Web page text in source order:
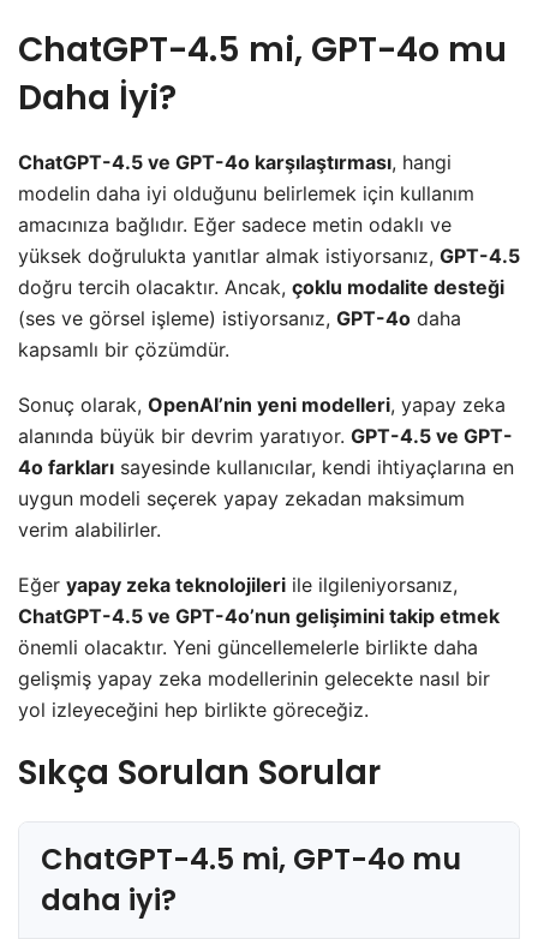
ChatGPT-4.5 mi, GPT-4o mu
Daha İyi?
ChatGPT-4.5 ve GPT-4o karşılaştırması, hangi
modelin daha iyi olduğunu belirlemek için kullanım
amacınıza bağlıdır. Eğer sadece metin odaklı ve
yüksek doğrulukta yanıtlar almak istiyorsanız, GPT-4.5
doğru tercih olacaktır. Ancak, çoklu modalite desteği
(ses ve görsel işleme) istiyorsanız, GPT-4o daha
kapsamlı bir çözümdür.
Sonuç olarak, OpenAI’nin yeni modelleri, yapay zeka
alanında büyük bir devrim yaratıyor. GPT-4.5 ve GPT-
4o farkları sayesinde kullanıcılar, kendi ihtiyaçlarına en
uygun modeli seçerek yapay zekadan maksimum
verim alabilirler.
Eğer yapay zeka teknolojileri ile ilgileniyorsanız,
ChatGPT-4.5 ve GPT-4o’nun gelişimini takip etmek
önemli olacaktır. Yeni güncellemelerle birlikte daha
gelişmiş yapay zeka modellerinin gelecekte nasıl bir
yol izleyeceğini hep birlikte göreceğiz.
Sıkça Sorulan Sorular
ChatGPT-4.5 mi, GPT-4o mu
daha iyi?